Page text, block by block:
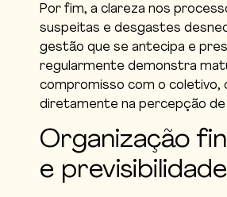
Por fim, a clareza nos
suspeitas e desgastes
gestão que se antecipa e
regularmente demonstra
compromisso com o coletivo,
diretamente na percepção de
Organização
e previsibilidade